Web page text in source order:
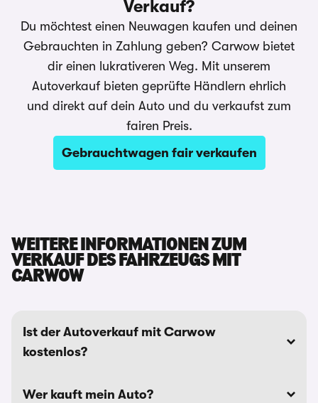
Verkauf?
Du möchtest einen Neuwagen kaufen und deinen
Gebrauchten in Zahlung geben? Carwow bietet
dir einen lukrativeren Weg. Mit unserem
Autoverkauf bieten geprüfte Händlern ehrlich
und direkt auf dein Auto und du verkaufst zum
fairen Preis.
Gebrauchtwagen fair verkaufen
WEITERE INFORMATIONEN ZUM
VERKAUF DES FAHRZEUGS MIT
CARWOW
Ist der Autoverkauf mit Carwow
kostenlos?
Wer kauft mein Auto?